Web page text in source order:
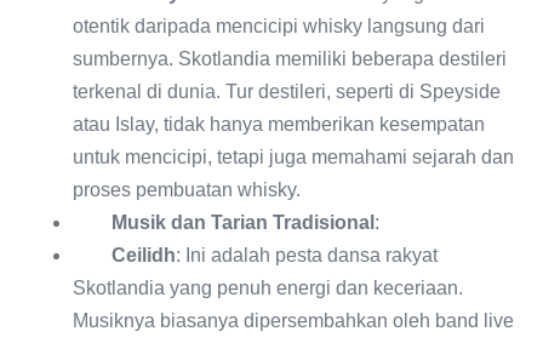
otentik daripada mencicipi whisky langsung dari
sumbernya. Skotlandia memiliki beberapa destileri
terkenal di dunia. Tur destileri, seperti di Speyside
atau Islay, tidak hanya memberikan kesempatan
untuk mencicipi, tetapi juga memahami sejarah dan
proses pembuatan whisky.
Musik dan Tarian Tradisional :
Ceilidh: Ini adalah pesta dansa rakyat
Skotlandia yang penuh energi dan keceriaan.
Musiknya biasanya dipersembahkan oleh band live